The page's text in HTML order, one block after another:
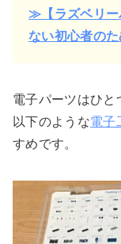
≫【ラズベリー
ない初心者の
電子パーツはひと
以下のような電子
すめです。